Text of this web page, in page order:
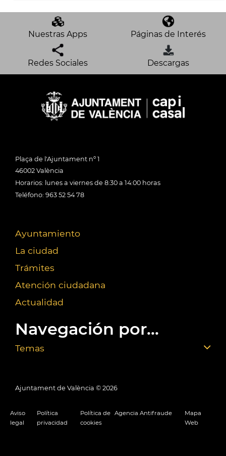
Nuestras Apps Páginas de Interés
Redes Sociales Descargas
Plaça de l'Ajuntament nº 1
46002 València
Horarios: lunes a viernes de 8:30 a 14:00 horas
Teléfono: 963 52 54 78
Ayuntamiento
La ciudad
Trámites
Atención ciudadana
Actualidad
Navegación por...
Temas
Ajuntament de València © 2026
Aviso
legal
Política
privacidad
Política de
cookies
Agencia Antifraude
Mapa
Web